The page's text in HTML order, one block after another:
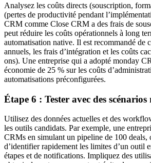
Analysez les coûts directs (souscription,
(pertes de productivité pendant
CRM comme Close CRM a des frais de
peut réduire les coûts opérationnels à long
automatisation native. Il est recommandé de
annuels, les frais d’intégration et les coûts
ons). Une entreprise qui a adopté monday
économie de 25 % sur les coûts
automatisations préconfigurées.
Étape 6 : Tester avec des scénarios
Utilisez des données actuelles et des
les outils candidats. Par exemple, une
CRMs en simulant un pipeline de 100 deals,
d’identifier rapidement les limites d’un outil
étapes et de notifications. Impliquez des